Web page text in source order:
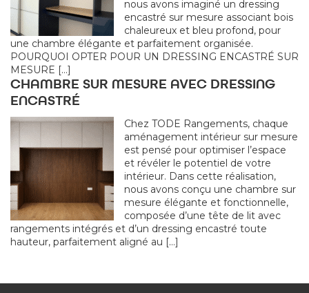
nous avons imaginé un dressing
encastré sur mesure associant bois
chaleureux et bleu profond, pour
une chambre élégante et parfaitement organisée.
POURQUOI OPTER POUR UN DRESSING ENCASTRÉ SUR
MESURE […]
CHAMBRE SUR MESURE AVEC DRESSING
ENCASTRÉ
Chez TODE Rangements, chaque
aménagement intérieur sur mesure
est pensé pour optimiser l’espace
et révéler le potentiel de votre
intérieur. Dans cette réalisation,
nous avons conçu une chambre sur
mesure élégante et fonctionnelle,
composée d’une tête de lit avec
rangements intégrés et d’un dressing encastré toute
hauteur, parfaitement aligné au […]